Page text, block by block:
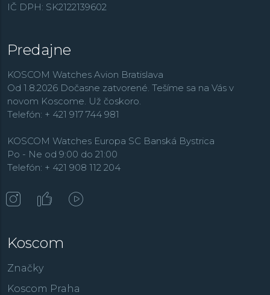
IČ DPH: SK2122139602
Predajne
KOSCOM Watches Avion Bratislava
Od 1.8.2026 Dočasne zatvorené. Tešíme sa na Vás v
novom Koscome. Už čoskoro.
Telefón: + 421 917 744 981
KOSCOM Watches Europa SC Banská Bystrica
Po - Ne od 9:00 do 21:00
Telefón: + 421 908 112 204
Koscom
Značky
Koscom Praha